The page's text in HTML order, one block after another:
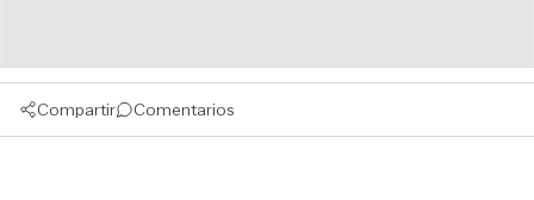
Compartir Comentarios